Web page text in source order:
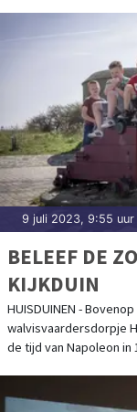
9 juli 2023, 9:55 uur
BELEEF DE
KIJKDUIN
HUISDUINEN -
walvisvaardersdorpje
de tijd van Napoleon in